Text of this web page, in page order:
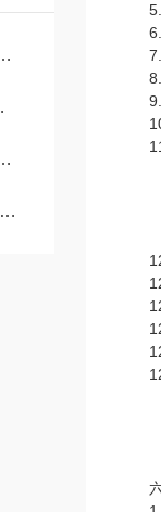
5.声
6.报
7.电
8.
9.电
10.
11.
12.
12.2
六